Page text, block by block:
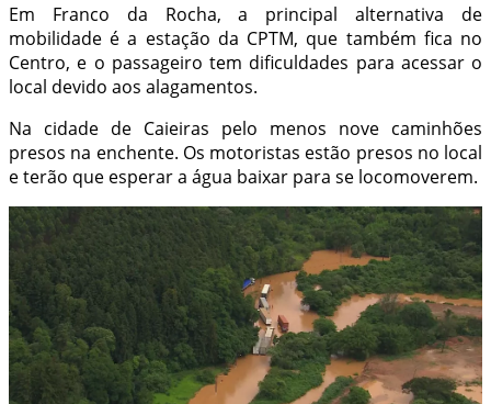
Em Franco da Rocha, a principal alternativa de
mobilidade é a estação da CPTM, que também fica no
Centro, e o passageiro tem dificuldades para acessar o
local devido aos alagamentos.
Na cidade de Caieiras pelo menos nove caminhões
presos na enchente. Os motoristas estão presos no local
e terão que esperar a água baixar para se locomoverem.